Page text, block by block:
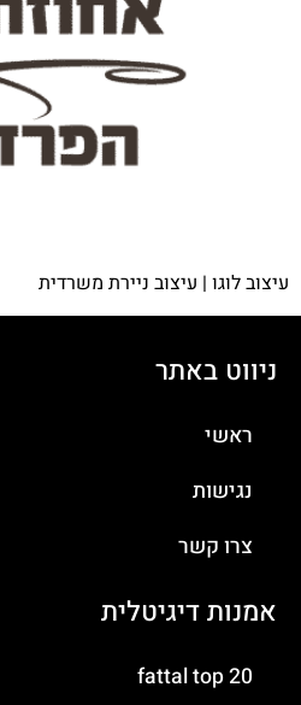
עיצוב לוגו | עיצוב ניירת משרדית
ניווט באתר
ראשי
נגישות
צרו קשר
אמנות דיגיטלית
fattal top 20